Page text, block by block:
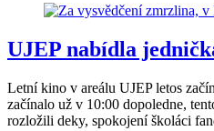
UJEP nabídla
Letní kino v areálu UJEP letos
začínalo už v 10:00 dopoledne,
rozložili deky, spokojení školáci